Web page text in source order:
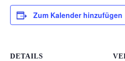
Zum Kalender hinzufügen
DETAILS